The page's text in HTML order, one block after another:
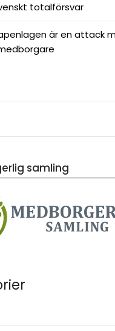
totalförsvar
är en attack
samling